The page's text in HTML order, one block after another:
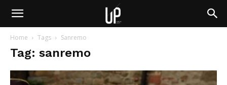
Home Tags Sanremo
Tag: sanremo